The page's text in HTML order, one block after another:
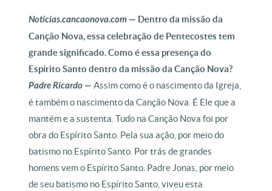
Notícias.cancaonova.com — Dentro da missão da
Canção Nova, essa celebração de Pentecostes tem
grande significado. Como é essa presença do
Espírito Santo dentro da missão da Canção Nova?
Padre Ricardo —Assim como é o nascimento da Igreja,
é também o nascimento da Canção Nova. É Ele que a
mantém e a sustenta. Tudo na Canção Nova foi por
obra do Espírito Santo. Pela sua ação, por meio do
batismo no Espírito Santo. Por trás de grandes
homens vem o Espírito Santo. Padre Jonas, por meio
de seu batismo no Espírito Santo, viveu esta